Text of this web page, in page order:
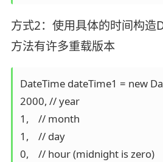
方式2：使用具体的时间构
方法有许多重载版本
DateTime dateTime1 = new
2000, // year
1,    // month
1,    // day
0,    // hour (midnight is zero)